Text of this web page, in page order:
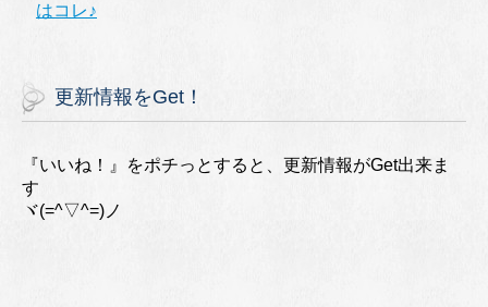
はコレ♪
更新情報をGet！
『いいね！』をポチっとすると、更新情報がGet出来ま
す
ヾ(=^▽^=)ノ